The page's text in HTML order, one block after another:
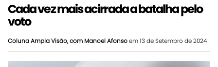
Cada vez mais acirrada a batalha pelo
voto
Coluna Ampla Visão, com Manoel Afonsoem 13 de Setembro de 2024